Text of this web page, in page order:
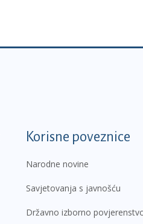
Korisne poveznice
Narodne novine
Savjetovanja s javnošću
Državno izborno